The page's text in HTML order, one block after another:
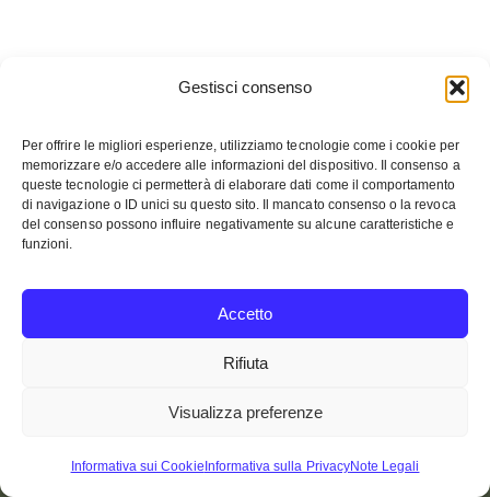
Gestisci consenso
Per offrire le migliori esperienze, utilizziamo tecnologie come i cookie per
memorizzare e/o accedere alle informazioni del dispositivo. Il consenso a
queste tecnologie ci permetterà di elaborare dati come il comportamento
di navigazione o ID unici su questo sito. Il mancato consenso o la revoca
del consenso possono influire negativamente su alcune caratteristiche e
funzioni.
Accetto
Rifiuta
Visualizza preferenze
Informativa sui Cookie Informativa sulla PrivacyNote Legali